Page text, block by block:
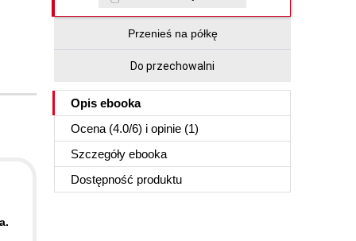
Przenieś na półkę
Do przechowalni
Opis ebooka
Ocena (4.0/6) i opinie (1)
Szczegóły ebooka
Dostępność produktu